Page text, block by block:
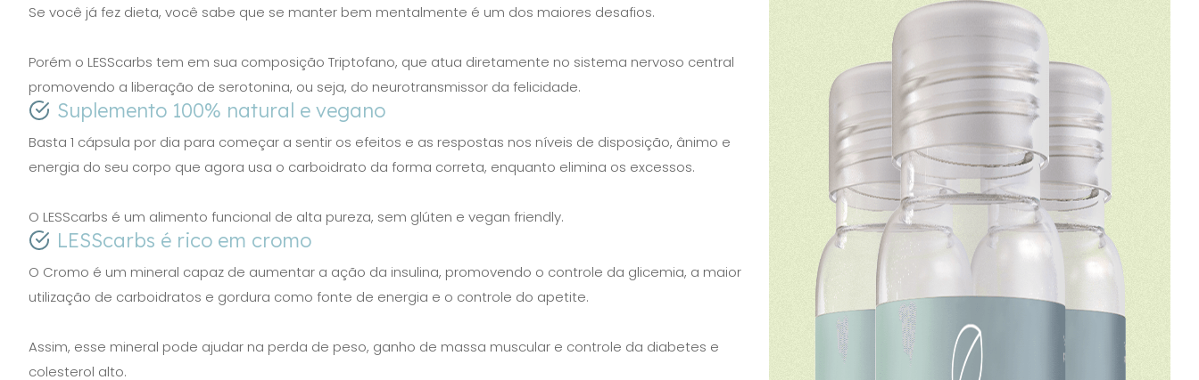
Se você já fez dieta, você sabe que se manter bem mentalmente é um dos maiores desafios.
Porém o LESScarbs tem em sua composição Triptofano, que atua diretamente no sistema nervoso central
promovendo a liberação de serotonina, ou seja, do neurotransmissor da felicidade.
Suplemento 100% natural e vegano
Basta 1 cápsula por dia para começar a sentir os efeitos e as respostas nos níveis de disposição, ânimo e
energia do seu corpo que agora usa o carboidrato da forma correta, enquanto elimina os excessos.
O LESScarbs é um alimento funcional de alta pureza, sem glúten e vegan friendly.
LESScarbs é rico em cromo
O Cromo é um mineral capaz de aumentar a ação da insulina, promovendo o controle da glicemia, a maior
utilização de carboidratos e gordura como fonte de energia e o controle do apetite.
Assim, esse mineral pode ajudar na perda de peso, ganho de massa muscular e controle da diabetes e
colesterol alto.